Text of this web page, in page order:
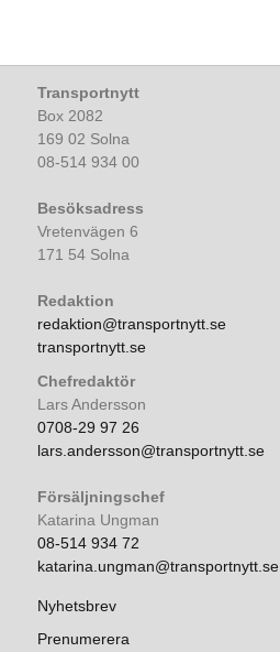
Transportnytt
Box 2082
169 02 Solna
08-514 934 00
Besöksadress
Vretenvägen 6
171 54 Solna
Redaktion
redaktion@transportnytt.se
transportnytt.se
Chefredaktör
Lars Andersson
0708-29 97 26
lars.andersson@transportnytt.se
Försäljningschef
Katarina Ungman
08-514 934 72
katarina.ungman@transportnytt.se
Nyhetsbrev
Prenumerera